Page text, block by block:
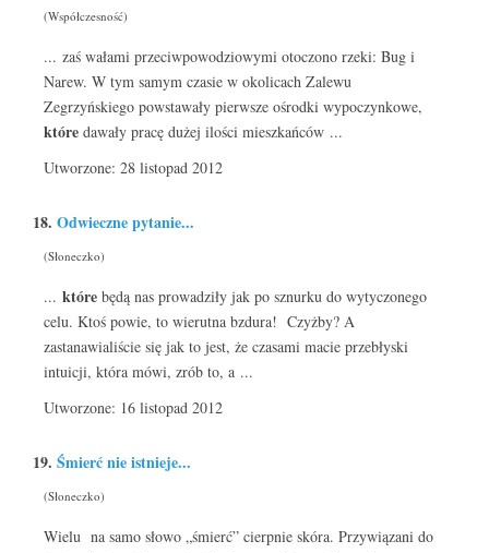
(Współczesność)
... zaś wałami przeciwpowodziowymi otoczono rzeki: Bug i
Narew. W tym samym czasie w okolicach Zalewu
Zegrzyńskiego powstawały pierwsze ośrodki wypoczynkowe,
które dawały pracę dużej ilości mieszkańców ...
Utworzone: 28 listopad 2012
18. Odwieczne pytanie...
(Słoneczko)
... które będą nas prowadziły jak po sznurku do wytyczonego
celu. Ktoś powie, to wierutna bzdura! Czyżby? A
zastanawialiście się jak to jest, że czasami macie przebłyski
intuicji, która mówi, zrób to, a ...
Utworzone: 16 listopad 2012
19. Śmierć nie istnieje...
(Słoneczko)
Wielu na samo słowo „śmierć” cierpnie skóra. Przywiązani do